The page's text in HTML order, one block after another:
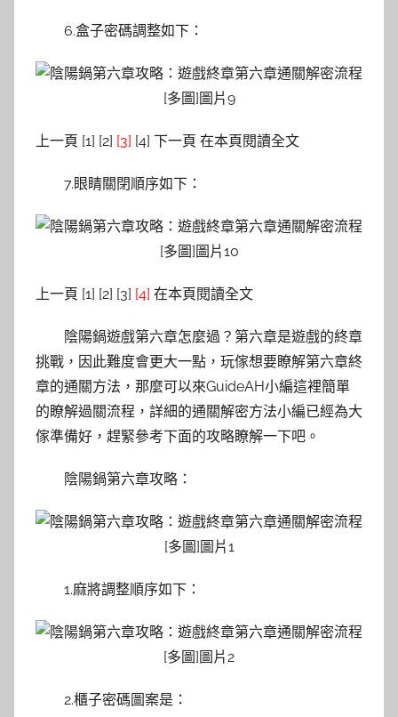
6.盒子密碼調整如下：
上一頁 [1] [2] [3] [4] 下一頁 在本頁閱讀全文
7.眼睛關閉順序如下：
上一頁 [1] [2] [3] [4] 在本頁閱讀全文
陰陽鍋遊戲第六章怎麼過？第六章是遊戲的終章
挑戰，因此難度會更大一點，玩傢想要瞭解第六章終
章的通關方法，那麼可以來GuideAH小編這裡簡單
的瞭解過關流程，詳細的通關解密方法小編已經為大
傢準備好，趕緊參考下面的攻略瞭解一下吧。
陰陽鍋第六章攻略：
1.麻將調整順序如下：
2.櫃子密碼圖案是：